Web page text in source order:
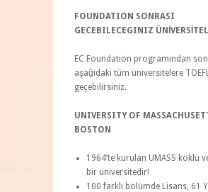
FOUNDATION SONRASI
GECEBILECEGINIZ
EC Foundation programından
aşağıdaki tüm üniversitelere
geçebilirsiniz.
UNIVERSITY OF
BOSTON
1964’te kurulan UMASS köklü
bir üniversitedir!
100 farklı bölümde Lisans, 61